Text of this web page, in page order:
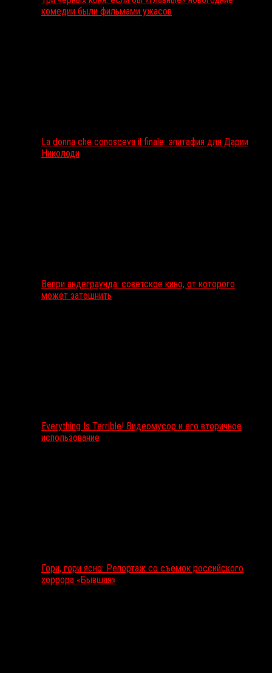
комедии были фильмами ужасов
La donna che conosceva il finale: эпитафия для Дарии
Николоди
Вепри андеграунда: советское кино, от которого
может затошнить
Everything Is Terrible! Видеомусор и его вторичное
использование
Гори, гори ясно: Репортаж со съемок российского
хоррора «Бывшая»